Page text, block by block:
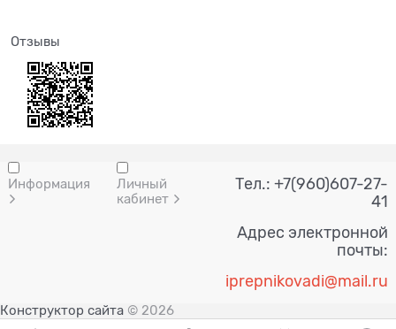
Отзывы
Информация
Личный
кабинет
Тел.: +7(960)607-27-
41
Адрес электронной
почты:
iprepnikovadi@mail.ru
Конструктор сайта © 2026